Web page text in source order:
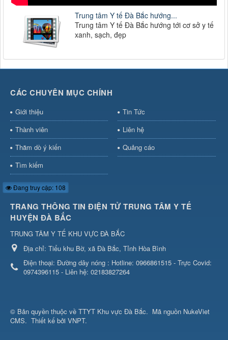
Trung tâm Y tế Đà Bắc hướng...
Trung tâm Y tế Đà Bắc hướng tới cơ sở y tế
xanh, sạch, đẹp
CÁC CHUYÊN MỤC CHÍNH
Giới thiệu
Tin Tức
Thành viên
Liên hệ
Thăm dò ý kiến
Quảng cáo
Tìm kiếm
Đang truy cập: 108
TRANG THÔNG TIN ĐIỆN TỬ TRUNG TÂM Y TẾ
HUYỆN ĐÀ BẮC
TRUNG TÂM Y TẾ KHU VỰC ĐÀ BẮC
Địa chỉ: Tiểu khu Bờ, xã Đà Bắc, Tỉnh Hòa Bình
Điện thoại: Đường dây nóng : Hotline: 0966861515 - Trực Covid:
0974396115 - Liên hệ: 02183827264
© Bản quyền thuộc về TTYT Khu vực Đà Bắc. Mã nguồn NukeViet
CMS. Thiết kế bởi VNPT.